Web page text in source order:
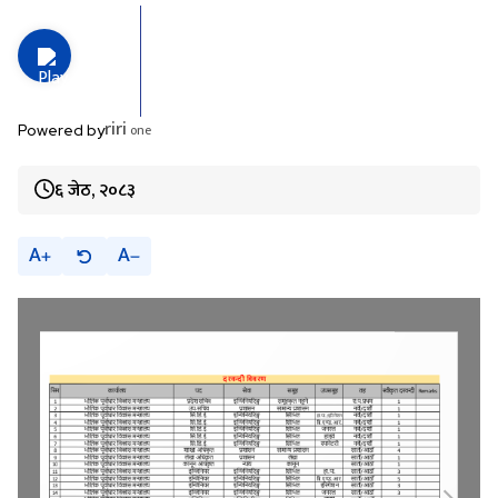
Powered byriri one
६ जेठ, २०८३
A A